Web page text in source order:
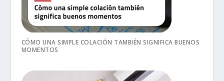
CÓMO UNA SIMPLE COLACIÓN TAMBIÉN SIGNIFICA BUENOS
MOMENTOS